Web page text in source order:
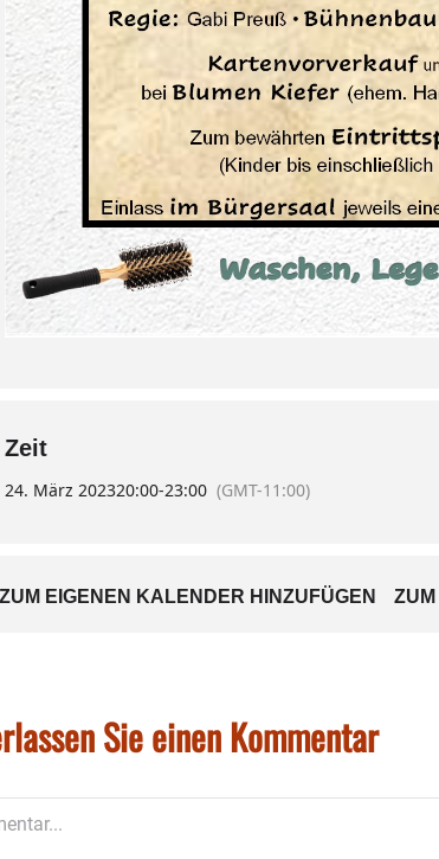
Zeit
24. März 202320:00-23:00 (GMT-11:00)
ZUM EIGENEN KALENDER HINZUFÜGEN
Sie einen Kommentar